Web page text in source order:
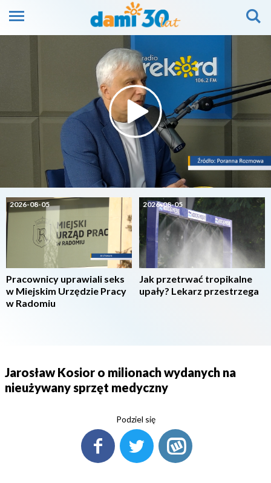
2026-08-05
Pracownicy uprawiali seks
w Miejskim Urzędzie Pracy
w Radomiu
2026-08-05
Jak przetrwać tropikalne
upały? Lekarz przestrzega
Jarosław Kosior o milionach wydanych na
nieużywany sprzęt medyczny
Podziel się